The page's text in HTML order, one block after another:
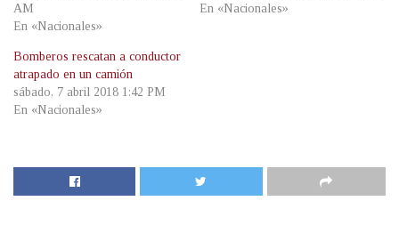
AM
En «Nacionales»
En «Nacionales»
Bomberos rescatan a conductor
atrapado en un camión
sábado, 7 abril 2018 1:42 PM
En «Nacionales»